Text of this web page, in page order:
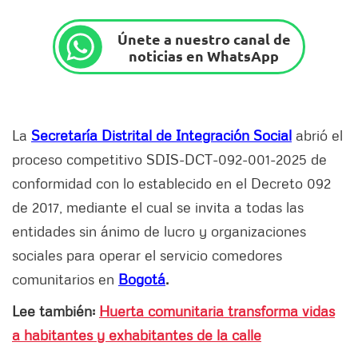
Únete a nuestro canal de
noticias en WhatsApp
La Secretaría Distrital de Integración Social abrió el
proceso competitivo SDIS-DCT-092-001-2025 de
conformidad con lo establecido en el Decreto 092
de 2017, mediante el cual se invita a todas las
entidades sin ánimo de lucro y organizaciones
sociales para operar el servicio comedores
comunitarios en Bogotá.
Lee también: Huerta comunitaria transforma vidas
a habitantes y exhabitantes de la calle